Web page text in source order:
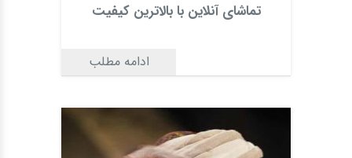
تماشای آنلاین با بالاترین کیفیت
ادامه مطلب